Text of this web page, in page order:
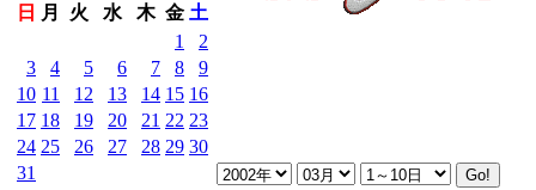
日
月 火 水 木 金 土
1
2
3
4 5 6 7 8
9
10 11 12 13 14 15 16
17 18 19 20 21 22 23
24 25 26 27 28 29 30
31